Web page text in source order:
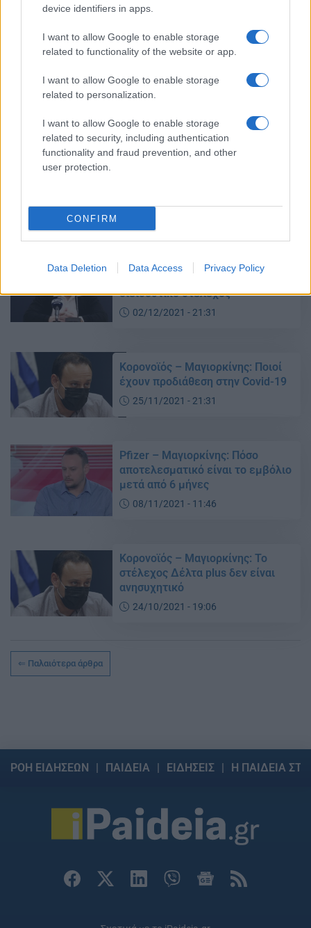
device identifiers in apps.
I want to allow Google to enable storage
related to functionality of the website or app.
I want to allow Google to enable storage
related to personalization.
I want to allow Google to enable storage
related to security, including authentication
functionality and fraud prevention, and other
user protection.
CONFIRM
Data Deletion Data Access Privacy Policy
Μαγιορκίνης: Περιμένουμε
ραγδαία αύξηση των κρουσμάτων
λόγω μετάλλαξης
Μαγιορκίνης: Δεδομένη η
09/12/2021 - 20:28
Μαγιορκίνης για μετάλλαξη
διεισδυτικό στέλεχος
02/12/2021 - 21:31
Κορονοϊός – Μαγιορκίνης: Ποιοί
έχουν προδιάθεση στην Covid-19
25/11/2021 - 21:31
Pfizer – Μαγιορκίνης: Πόσο
αποτελεσματικό είναι το εμβόλιο
μετά από 6 μήνες
08/11/2021 - 11:46
Κορονοϊός – Μαγιορκίνης: To
στέλεχος Δέλτα plus δεν είναι
ανησυχητικό
24/10/2021 - 19:06
Παλαιότερα άρθρα
ΡΟΗ ΕΙΔΗΣΕΩΝ ΠΑΙΔΕΙΑ ΕΙΔΗΣΕΙΣ Η ΠΑΙΔΕΙΑ